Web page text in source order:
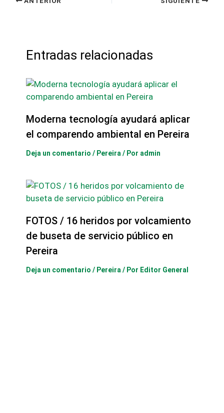
Entradas relacionadas
Moderna tecnología ayudará aplicar
el comparendo ambiental en Pereira
Deja un comentario / Pereira / Por admin
FOTOS / 16 heridos por volcamiento
de buseta de servicio público en
Pereira
Deja un comentario / Pereira / Por Editor General